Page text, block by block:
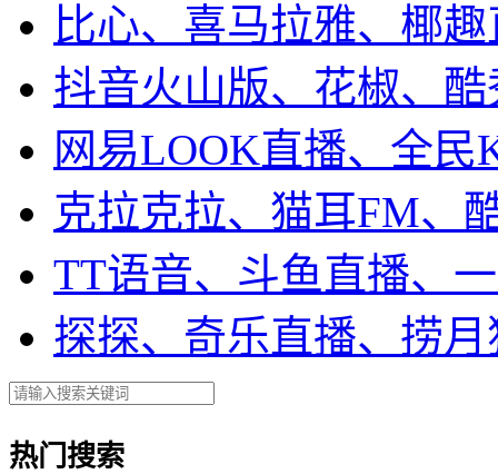
比心、喜马拉雅、椰
抖音火山版、花椒、
网易LOOK直播、全民
克拉克拉、猫耳FM、
TT语音、斗鱼直播、
探探、奇乐直播、捞月
热门搜索